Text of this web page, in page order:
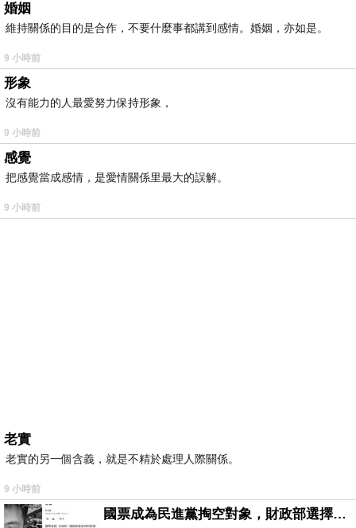
婚姻
維持關係的目的是合作，不要什麼事都講到感情。婚姻，亦如是。
9 小時前
形象
沒有能力的人最愛努力保持形象，
9 小時前
感覺
把感覺當成感情，是愛情關係里最大的誤解。
9 小時前
老實
老實的另一個含義，就是不精於處理人際關係。
9 小時前
國票成為民進黨掏空對象，財政部選擇性失憶